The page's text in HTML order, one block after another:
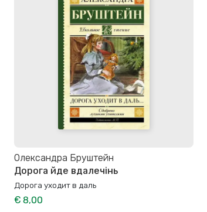
Олександра Бруштейн
Дорога йде вдалечінь
Дорога уходит в даль
€ 8,00